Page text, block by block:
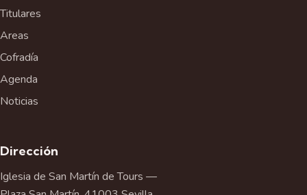
Titulares
Areas
Cofradía
Agenda
Noticias
Dirección
Iglesia de San Martín de Tours —